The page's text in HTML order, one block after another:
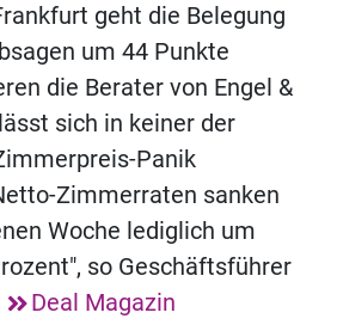
geht die Belegung
um 44 Punkte
die Berater von Engel &
sich in keiner der
Panik
Zimmerraten sanken
Woche lediglich um
so Geschäftsführer
Deal Magazin